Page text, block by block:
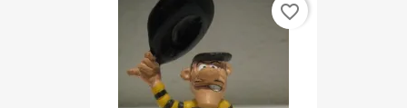
favorite_border